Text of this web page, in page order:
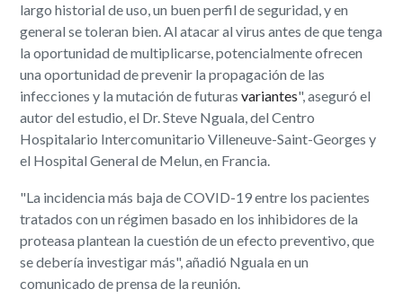
largo historial de uso, un buen perfil de seguridad, y en
general se toleran bien. Al atacar al virus antes de que tenga
la oportunidad de multiplicarse, potencialmente ofrecen
una oportunidad de prevenir la propagación de las
infecciones y la mutación de futurasvariantes", aseguró el
autor del estudio, el Dr. Steve Nguala, del Centro
Hospitalario Intercomunitario Villeneuve-Saint-Georges y
el Hospital General de Melun, en Francia.
"La incidencia más baja de COVID-19 entre los pacientes
tratados con un régimen basado en los inhibidores de la
proteasa plantean la cuestión de un efecto preventivo, que
se debería investigar más", añadió Nguala en un
comunicado de prensa de la reunión.